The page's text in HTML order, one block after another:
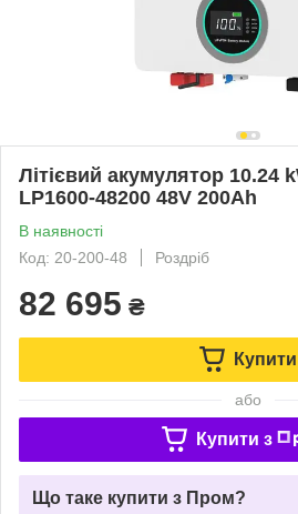
Літієвий акумулятор 10.24
LP1600-48200 48V 200Ah
В наявності
Код: 20-200-48
Роздріб
82 695 ₴
Купити
або
Купити з
Що таке купити з Пром?